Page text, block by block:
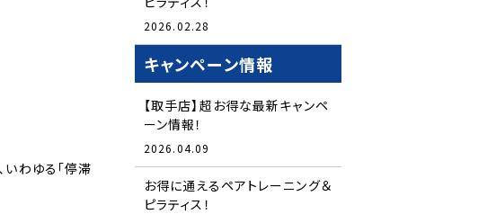
わゆる「停滞
2026.02.28
キャンペーン情報
【取手店】超お得な最新キャンペ
ーン情報！
2026.04.09
お得に通えるペアトレーニング＆
ピラティス！